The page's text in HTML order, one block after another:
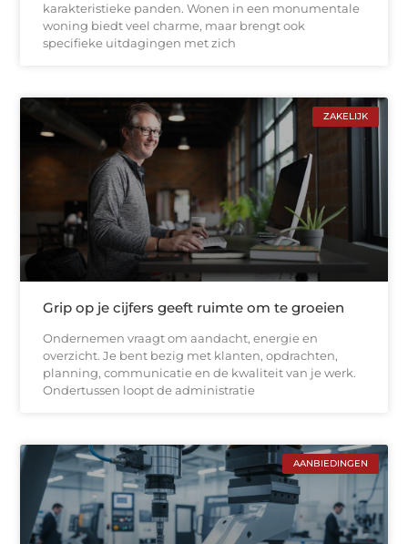
karakteristieke panden. Wonen in een monumentale
woning biedt veel charme, maar brengt ook
specifieke uitdagingen met zich
ZAKELIJK
Grip op je cijfers geeft ruimte om te groeien
Ondernemen vraagt om aandacht, energie en
overzicht. Je bent bezig met klanten, opdrachten,
planning, communicatie en de kwaliteit van je werk.
Ondertussen loopt de administratie
AANBIEDINGEN